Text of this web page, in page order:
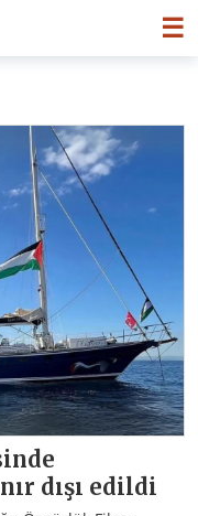
☰
dışı edildi